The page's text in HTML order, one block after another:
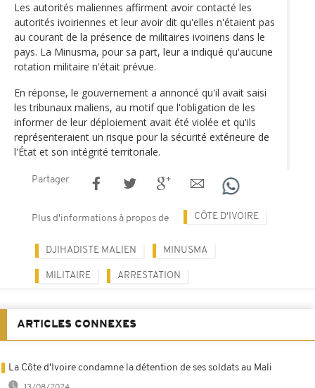
Les autorités maliennes affirment avoir contacté les
autorités ivoiriennes et leur avoir dit qu'elles n'étaient pas
au courant de la présence de militaires ivoiriens dans le
pays. La Minusma, pour sa part, leur a indiqué qu'aucune
rotation militaire n'était prévue.
En réponse, le gouvernement a annoncé qu'il avait saisi
les tribunaux maliens, au motif que l'obligation de les
informer de leur déploiement avait été violée et qu'ils
représenteraient un risque pour la sécurité extérieure de
l'État et son intégrité territoriale.
Partager
Plus d'informations à propos de CÔTE D'IVOIRE
DJIHADISTE MALIEN MINUSMA
MILITAIRE ARRESTATION
ARTICLES CONNEXES
La Côte d'Ivoire condamne la détention de ses soldats au Mali